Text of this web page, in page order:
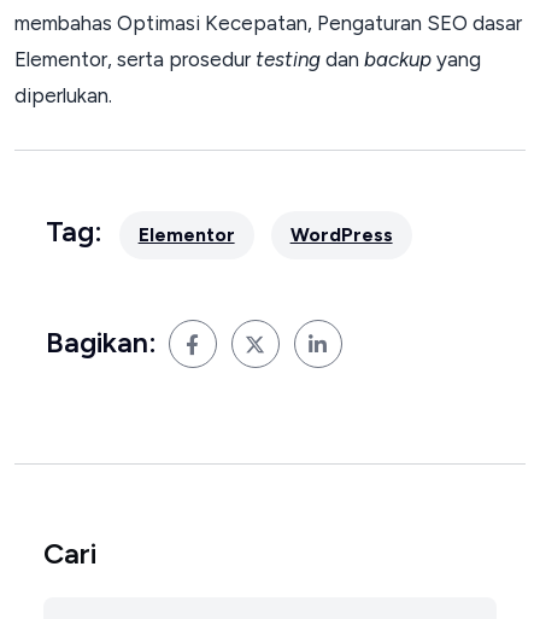
membahas Optimasi Kecepatan, Pengaturan SEO dasar
Elementor, serta prosedur testing dan backup yang
diperlukan.
Tag: Elementor WordPress
Bagikan:
Cari